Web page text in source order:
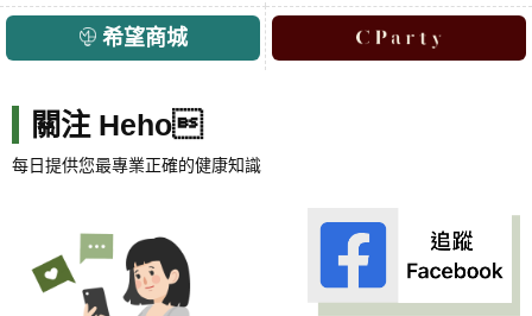
希望商城
關注 Heho
每日提供您最專業正確的健康知識